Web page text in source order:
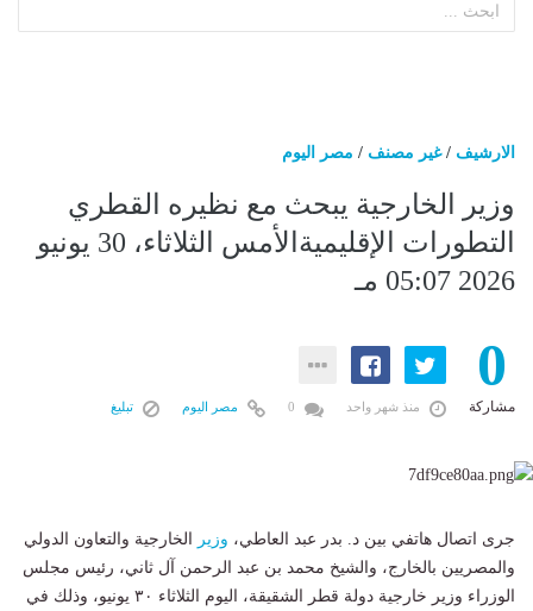
الارشيف /غير مصنف / مصر اليوم
وزير الخارجية يبحث مع نظيره القطري
التطورات الإقليميةالأمس الثلاثاء، 30 يونيو
2026 05:07 مـ
0
مشاركة منذ شهر واحد مصر اليوم تبليغ
جرى اتصال هاتفي بين د. بدر عبد العاطي، وزير
الخارجية والتعاون الدولي
والمصريين بالخارج، والشيخ محمد بن عبد الرحمن آل ثاني، رئيس مجلس
الوزراء وزير خارجية دولة قطر الشقيقة، اليوم الثلاثاء ٣٠ يونيو، وذلك في